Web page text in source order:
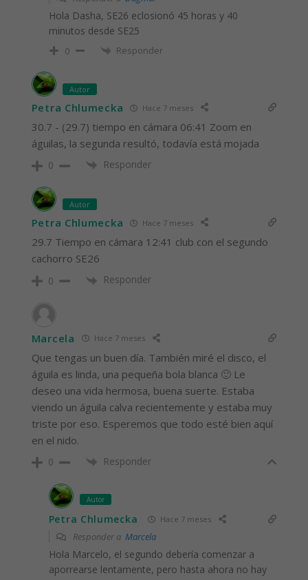
Hola Dasha, SE26 eclosionó 45 horas y 40
minutos desde SE25
0 Responder
Autor
Petra Chlumecka Hace 7 meses
30.7 - (29.7) tiempo en cámara 06:41 Zoom en
águilas, la segunda resultó, todavía está mojada
0 Responder
Autor
Petra Chlumecka Hace 7 meses
29.7 Tiempo en cámara 12:41 club con el segundo
cachorro SE26
0 Responder
Marcela Hace 7 meses
Que tengas un buen día. También miré el disco, el
águila es linda, una pequeña bola blanca 🙂 Le
deseo una vida hermosa, buena suerte. Estaba
viendo un águila calva recientemente y estaba muy
triste por eso. Esperemos que todo esté bien aquí
en el nido.
0 Responder
Autor
Petra Chlumecka Hace 7 meses
Responder a Marcela
Hola Marcelo, el segundo debería comenzar a
aporrearse lentamente, pero hasta ahora no hay